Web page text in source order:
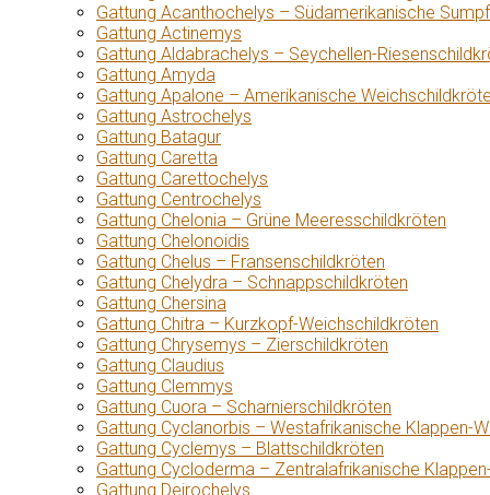
Gattung Acanthochelys – Südamerikanische
Gattung Actinemys
Gattung Aldabrachelys – Seychellen-
Gattung Amyda
Gattung Apalone – Amerikanische
Gattung Astrochelys
Gattung Batagur
Gattung Caretta
Gattung Carettochelys
Gattung Centrochelys
Gattung Chelonia – Grüne Meeresschildkröten
Gattung Chelonoidis
Gattung Chelus – Fransenschildkröten
Gattung Chelydra – Schnappschildkröten
Gattung Chersina
Gattung Chitra – Kurzkopf-Weichschildkröten
Gattung Chrysemys – Zierschildkröten
Gattung Claudius
Gattung Clemmys
Gattung Cuora – Scharnierschildkröten
Gattung Cyclanorbis – Westafrikanische Klappen-
Gattung Cyclemys – Blattschildkröten
Gattung Cycloderma – Zentralafrikanische
Gattung Deirochelys